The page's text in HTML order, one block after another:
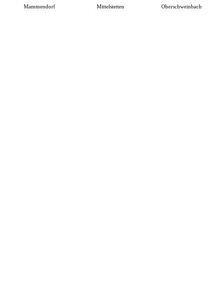
Mammendorf Mittelstetten Oberschweinbach